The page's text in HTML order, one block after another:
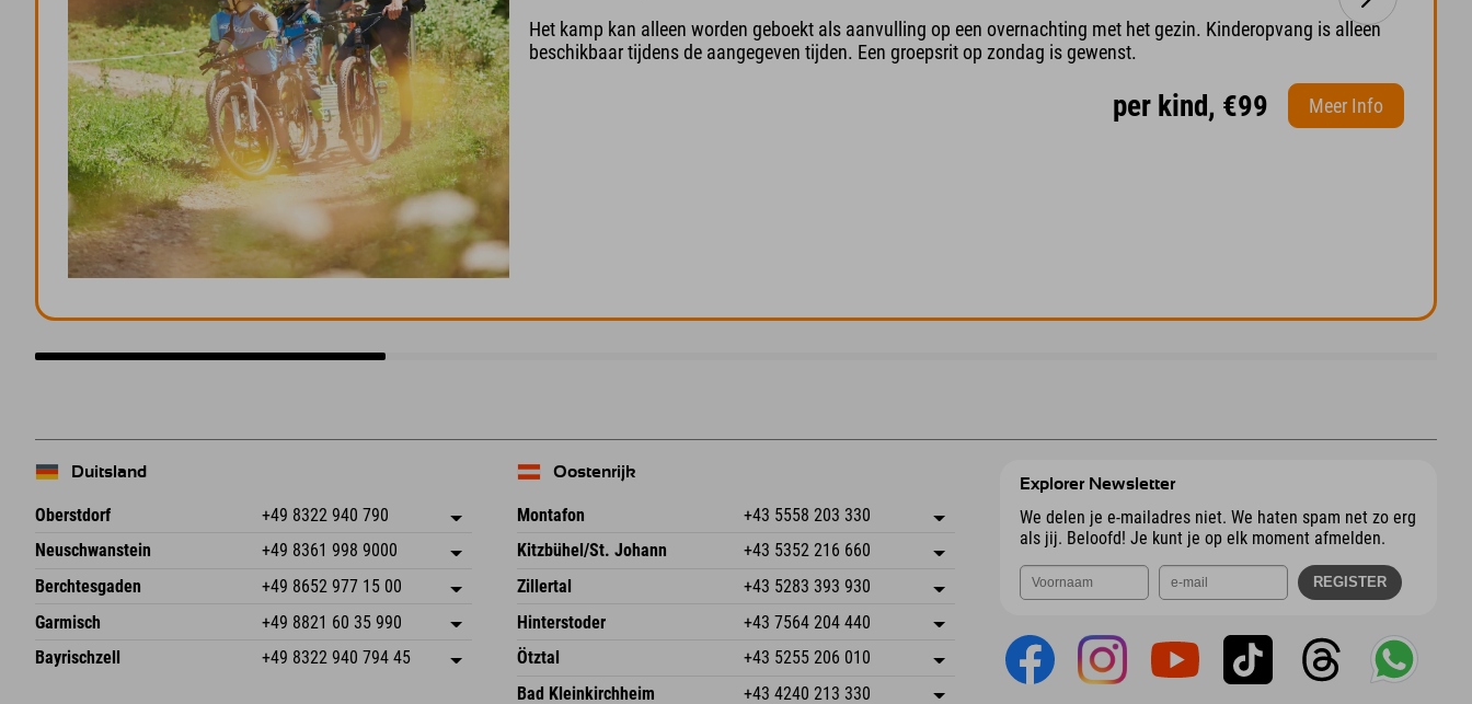
Het kamp kan alleen worden geboekt als aanvulling op een overnachting met het gezin. Kinderopvang is alleen
beschikbaar tijdens de aangegeven tijden. Een groepsrit op zondag is gewenst.
per kind, €99 Meer Info
Duitsland
Oberstdorf +49 8322 940 790
An der Breitach 3
Duitsland
Adres opslaan
Booking
Neuschwanstein +49 8361 998 9000
An der Riese 45
87484 Nesselwang im Allgäu
Duitsland
Adres opslaan
Booking
Berchtesgaden +49 8652 977 15 00
Hofreitstr. 7
Duitsland
Adres opslaan
Booking
Garmisch +49 8821 60 35 990
Frickenstraße 22
82490 Farchant
Adres opslaan
Bayrischzell +49 8322 940 794 45
Oostenrijk
Montafon +43 5558 203 330
Dorfstr. 127b
Oostenrijk
Adres opslaan
Booking
Kitzbühel/St. Johann +43 5352 216 660
Speckbacherstraße 87
Oostenrijk
Adres opslaan
Booking
Zillertal +43 5283 393 930
Schmiedau 2
Oostenrijk
Adres opslaan
Booking
Hinterstoder +43 7564 204 440
Freizeitpark 10
Oostenrijk
Adres opslaan
Booking
Ötztal +43 5255 206 010
Gscheat 14
Adres opslaan
Bad Kleinkirchheim +43 4240 213 330
Explorer Newsletter
We delen je e-mailadres niet. We haten spam net zo erg
als jij. Beloofd! Je kunt je op elk moment afmelden.